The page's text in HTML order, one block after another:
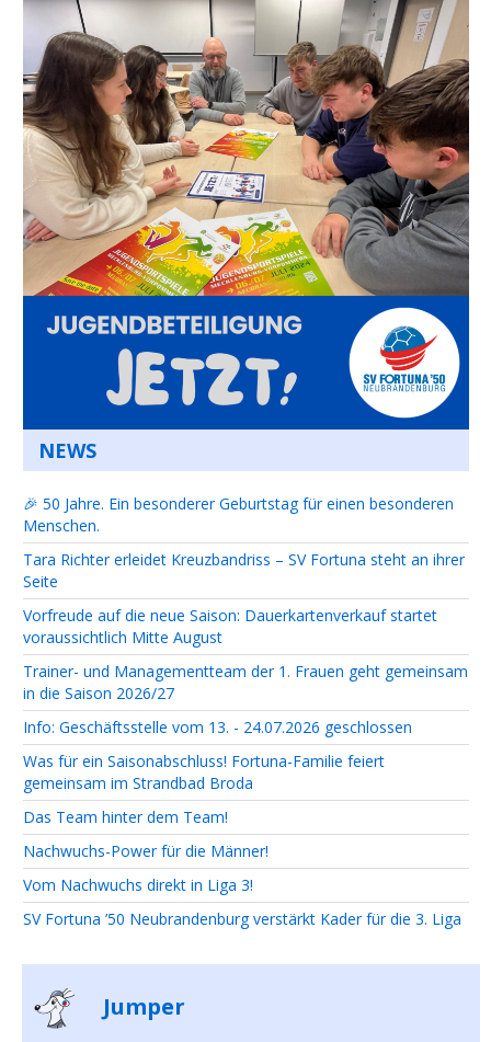
NEWS
🎉 50 Jahre. Ein besonderer Geburtstag für einen besonderen
Menschen.
Tara Richter erleidet Kreuzbandriss – SV Fortuna steht an ihrer
Seite
Vorfreude auf die neue Saison: Dauerkartenverkauf startet
voraussichtlich Mitte August
Trainer- und Managementteam der 1. Frauen geht gemeinsam
in die Saison 2026/27
Info: Geschäftsstelle vom 13. - 24.07.2026 geschlossen
Was für ein Saisonabschluss! Fortuna-Familie feiert
gemeinsam im Strandbad Broda
Das Team hinter dem Team!
Nachwuchs-Power für die Männer!
Vom Nachwuchs direkt in Liga 3!
SV Fortuna ’50 Neubrandenburg verstärkt Kader für die 3. Liga
Jumper